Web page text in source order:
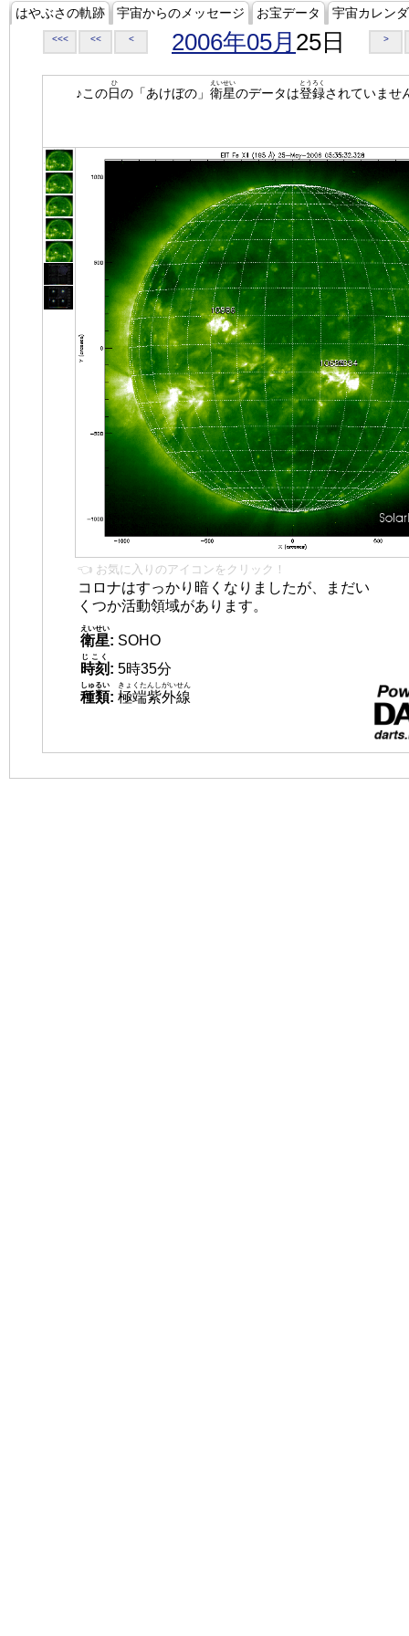
はやぶさの軌跡 宇宙からのメッセージ お宝データ 宇宙カレン
<<< << < 2006年05月 25日 >
♪この日
ひ
の「あけぼの」 衛星
えいせい
のデータは登録
とうろく
されていませ
👈 お気に入りのアイコンをクリック！
コロナはすっかり暗くなりましたが、まだい
くつか活動領域があります。
衛星
えいせい
: SOHO
時刻
じこく
: 5時35分
種類
しゅるい
: 極端紫外線
きょくたんしがいせん